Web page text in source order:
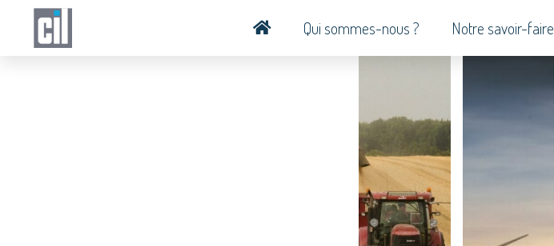
Qui sommes-nous ? Notre savoir-faire